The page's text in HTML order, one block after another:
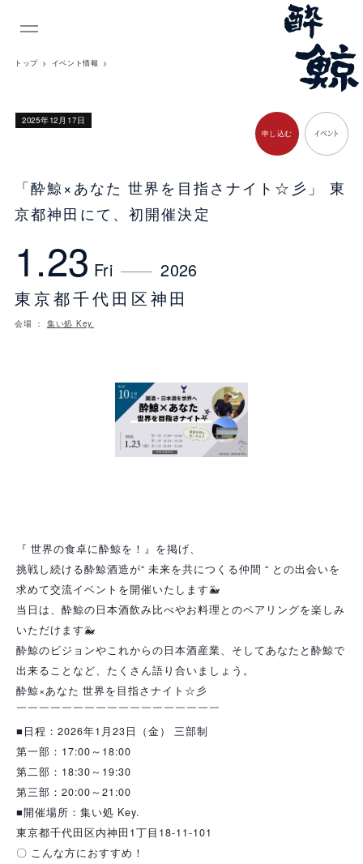
INDEX
トップ イベント情報
申し込む イベント
​2025年12月17日
「酔鯨×あなた 世界を目指さナイト☆彡」
東
京都神田にて、初開催決定
1.23 Fri
2026
東京都千代田区神田
会場 ： 集い処 Key.
『 世界の食卓に酔鯨を！』を掲げ、
挑戦し続ける酔鯨酒造が“ 未来を共につくる仲間 “ との出会いを
求めて交流イベントを開催いたします🐳
当日は、酔鯨の日本酒飲み比べやお料理とのペアリングを楽しみ
いただけます🐳
酔鯨のビジョンやこれからの日本酒産業、そしてあなたと酔鯨で
出来ることなど、たくさん語り合いましょう。
酔鯨×あなた 世界を目指さナイト☆彡
￣￣￣￣￣￣￣￣￣￣￣￣￣￣￣￣￣￣
■日程：2026年1月23日（金） 三部制
第一部：17:00～18:00
第二部：18:30～19:30
第三部：20:00～21:00
■開催場所：集い処 Key.
東京都千代田区内神田1丁目18-11-101
〇 こんな方におすすめ！